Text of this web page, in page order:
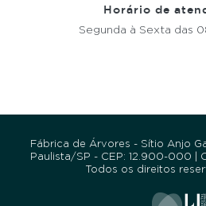
Horário de
Segunda à Sexta das
Fábrica de Árvores - Sítio Anjo
Paulista/SP - CEP: 12.900-000 |
Todos os direitos